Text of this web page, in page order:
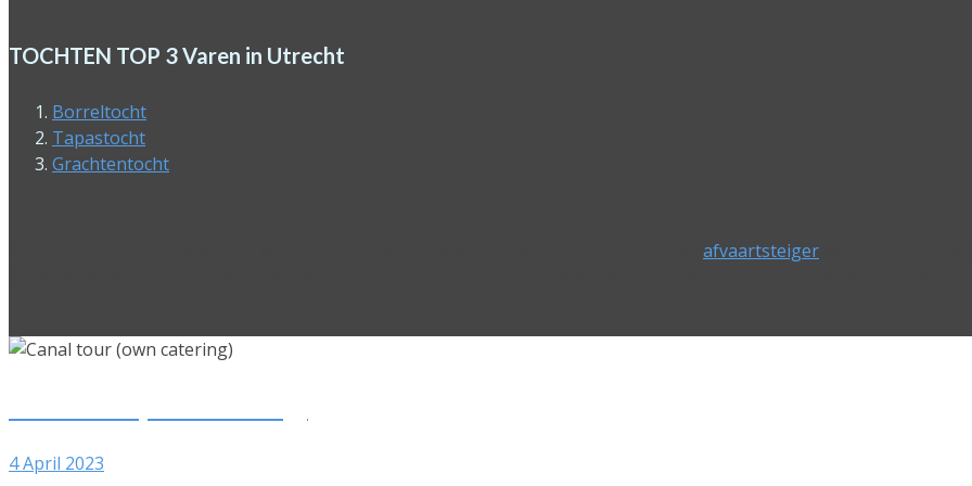
TOCHTEN TOP 3 Varen in Utrecht
Borreltocht
Tapastocht
Grachtentocht
afvaartsteiger
4 April 2023